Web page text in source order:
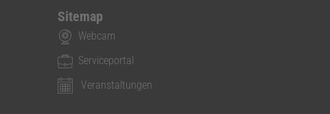
Sitemap
Webcam
Serviceportal
Veranstaltungen